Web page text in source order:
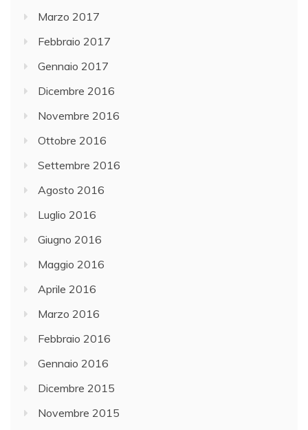
Marzo 2017
Febbraio 2017
Gennaio 2017
Dicembre 2016
Novembre 2016
Ottobre 2016
Settembre 2016
Agosto 2016
Luglio 2016
Giugno 2016
Maggio 2016
Aprile 2016
Marzo 2016
Febbraio 2016
Gennaio 2016
Dicembre 2015
Novembre 2015